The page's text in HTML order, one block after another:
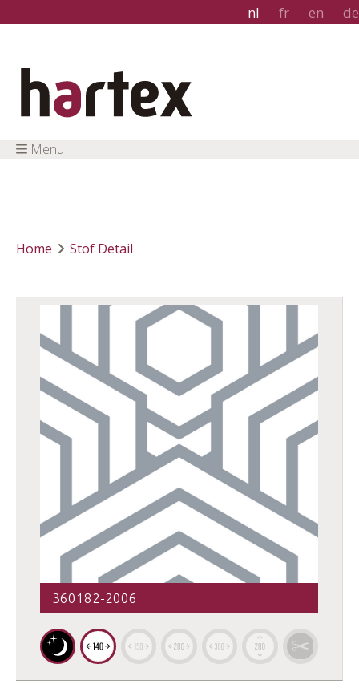
nl fr en de
Menu
Home Stof Detail
360182-2006